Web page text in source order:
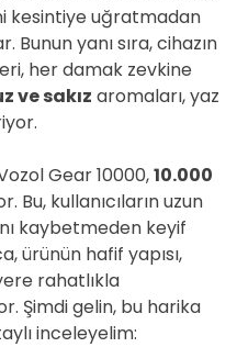
kesintiye uğratmadan
Bunun yanı sıra, cihazın
her damak zevkine
ve sakız aromaları, yaz
Gear 10000,10.000
Bu, kullanıcıların uzun
kaybetmeden keyif
ürünün hafif yapısı,
rahatlıkla
Şimdi gelin, bu harika
inceleyelim: